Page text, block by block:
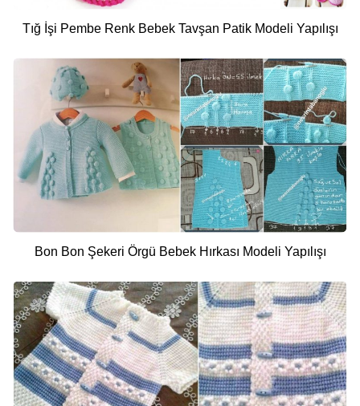
Tığ İşi Pembe Renk Bebek Tavşan Patik Modeli Yapılışı
Bon Bon Şekeri Örgü Bebek Hırkası Modeli Yapılışı